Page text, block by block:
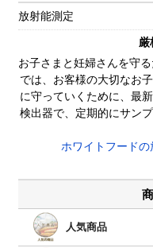
放射能測定
厳
お子さまと妊婦さんを守
では、お客様の大切なお
に守っていくために、最
検出器で、定期的にサン
ホワイトフード
人気商品